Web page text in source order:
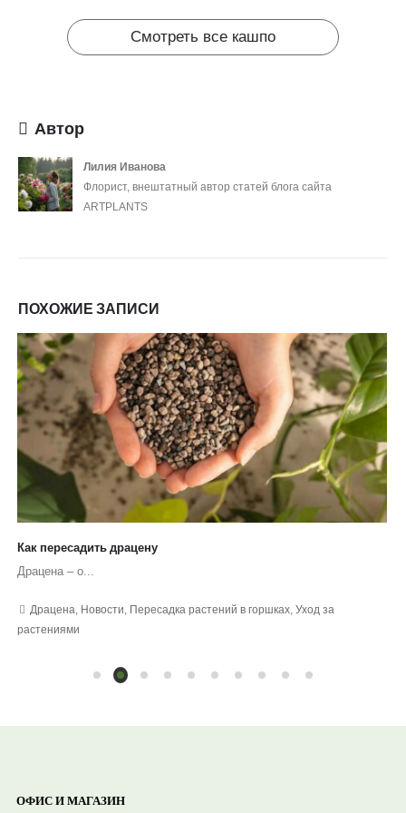
Смотреть все кашпо
Автор
Лилия Иванова
Флорист, внештатный автор статей блога сайта
ARTPLANTS
ПОХОЖИЕ ЗАПИСИ
Как пересадить драцену
Драцена – о...
Драцена Новости Пересадка растений в горшках ,Уход за
растениями
ОФИС И МАГАЗИН